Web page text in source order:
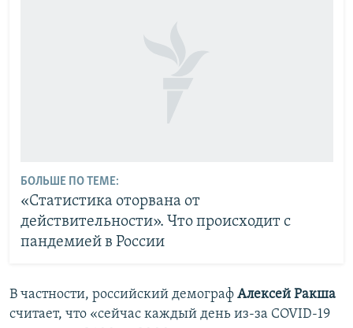
БОЛЬШЕ ПО ТЕМЕ:
«Статистика оторвана от
действительности». Что происходит с
пандемией в России
В частности, российский демограф Алексей Ракша
считает, что «сейчас каждый день из-за COVID-19